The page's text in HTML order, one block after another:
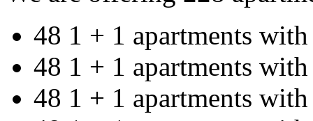
48 1 + 1 apartments with
48 1 + 1 apartments with
48 1 + 1 apartments with